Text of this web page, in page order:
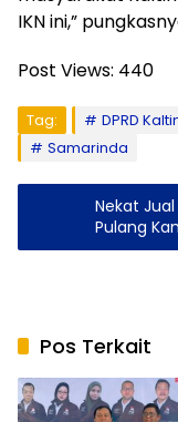
IKN ini,”
Post Views: 440
Tag: DPRD
Samarinda
Nekat
Pulang
Pos Terkait